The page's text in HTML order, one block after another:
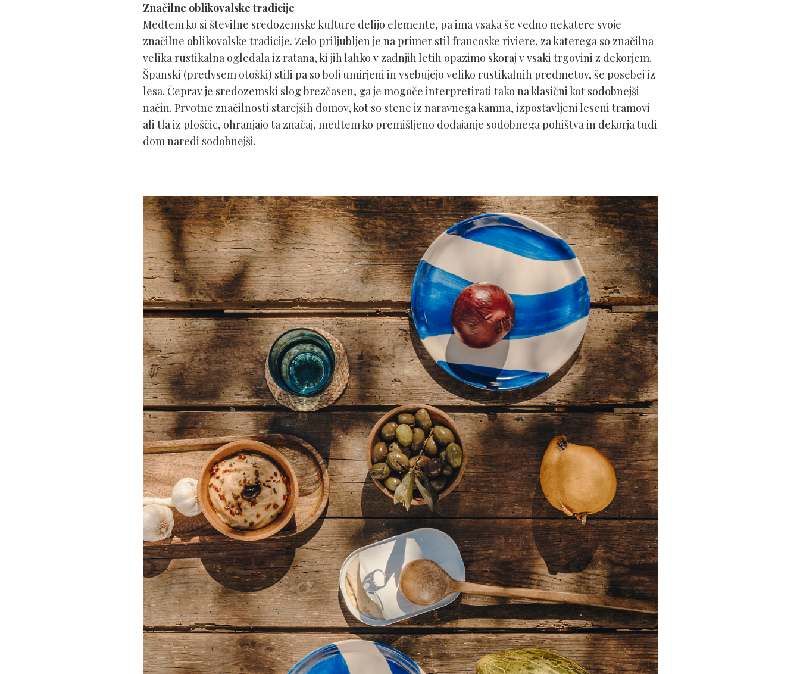
Značilne oblikovalske tradicije
Medtem ko si številne sredozemske kulture delijo elemente, pa ima vsaka še vedno nekatere svoje
značilne oblikovalske tradicije. Zelo priljubljen je na primer stil francoske riviere, za katerega so značilna
velika rustikalna ogledala iz ratana, ki jih lahko v zadnjih letih opazimo skoraj v vsaki trgovini z dekorjem.
Španski (predvsem otoški) stili pa so bolj umirjeni in vsebujejo veliko rustikalnih predmetov, še posebej iz
lesa. Čeprav je sredozemski slog brezčasen, ga je mogoče interpretirati tako na klasični kot sodobnejši
način. Prvotne značilnosti starejših domov, kot so stene iz naravnega kamna, izpostavljeni leseni tramovi
ali tla iz ploščic, ohranjajo ta značaj, medtem ko premišljeno dodajanje sodobnega pohištva in dekorja tudi
dom naredi sodobnejši.